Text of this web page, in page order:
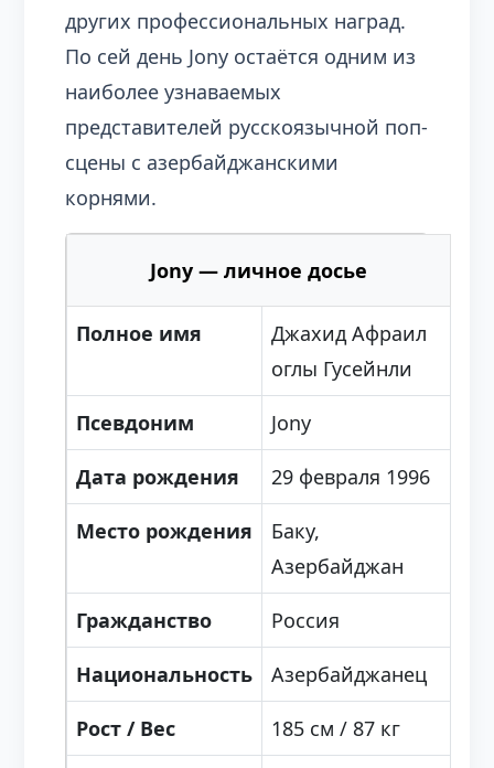
других профессиональных наград.
По сей день Jony остаётся одним из
наиболее узнаваемых
представителей русскоязычной поп-
сцены с азербайджанскими
корнями.
Jony — личное досье
Полное имя
Джахид Афраил
оглы Гусейнли
Псевдоним Jony
Дата рождения 29 февраля 1996
Место рождения
Баку,
Азербайджан
Гражданство Россия
Национальность Азербайджанец
Рост / Вес 185 см / 87 кг